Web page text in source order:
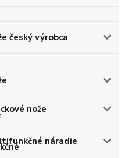
český výrobca
nože
náradie